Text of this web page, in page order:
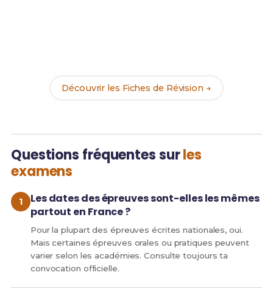
Découvrir les Fiches de Révision →
Questions fréquentes surles
examens
Les dates des épreuves sont-elles les mêmes
partout en France ?
Pour la plupart des épreuves écrites nationales, oui.
Mais certaines épreuves orales ou pratiques peuvent
varier selon les académies. Consulte toujours ta
convocation officielle.